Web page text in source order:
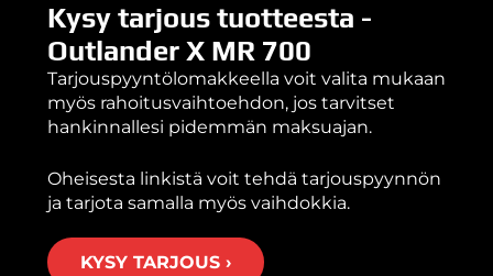
Kysy tarjous tuotteesta -
Outlander X MR 700
Tarjouspyyntölomakkeella voit valita mukaan
myös rahoitusvaihtoehdon, jos tarvitset
hankinnallesi pidemmän maksuajan.
Oheisesta linkistä voit tehdä tarjouspyynnön
ja tarjota samalla myös vaihdokkia.
KYSY TARJOUS ›